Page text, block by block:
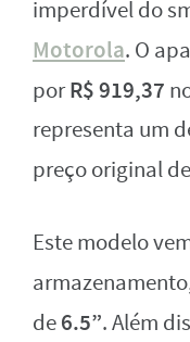
imperdível do
Motorola. O
porR$ 919,37
representa um
preço original de
Este modelo
de6.5”. Além